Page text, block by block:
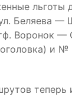
льготы
Беляева —
Воронок —
и
теперь